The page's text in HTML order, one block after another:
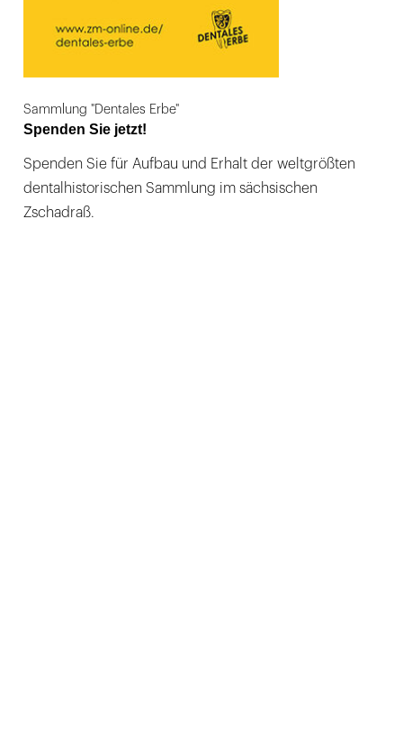
Sammlung "Dentales Erbe"
Spenden Sie jetzt!
Spenden Sie für Aufbau und Erhalt der weltgrößten
dentalhistorischen Sammlung im sächsischen
Zschadraß.